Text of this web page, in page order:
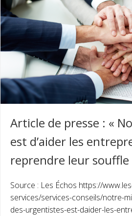
Article de presse : «
est d’aider les
reprendre leur souffle
Source : Les Échos https://
services/services-conseils/notre-
des-urgentistes-est-daider-les-